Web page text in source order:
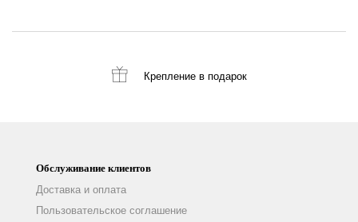
Креплениев подарок
Обслуживание клиентов
Доставка и оплата
Пользовательское соглашение